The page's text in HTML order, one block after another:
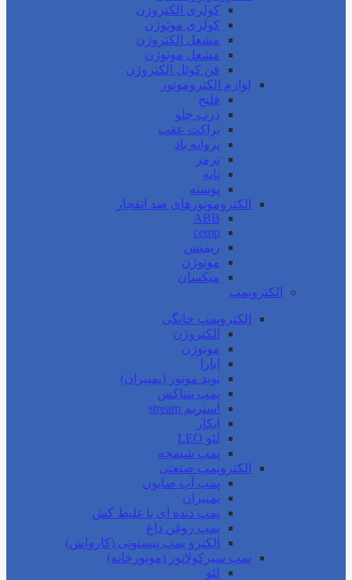
کولری الکتروژن
کولری موتوژن
مشعل الکتروژن
مشعل موتوژن
فن کوئل الکتروژن
لوازم الکتروموتور
فلنج
درب جلو
براکت عقب
پروانه باد
ترمز
پایه
پوسته
الکتروموتورهای ضد انفجار
ABB
cemp
زیمنس
موتوژن
میکسان
الکتروپمپ
الکتروپمپ خانگی
الکتروژن
موتوژن
ابارا
نوید موتور (پمپیران)
پمپ پنتاکس
استریم stream
ایکار
لئو LEO
پمپ شیمجه
الکتروپمپ صنعتی
پمپ آب صابون
پمپیران
پمپ دنده ای یا غلیظ کش
پمپ روغن داغ
الکترو پمپ پیستونی (کارواش)
پمپ سیرکولاتور (موتورخانه)
لئو